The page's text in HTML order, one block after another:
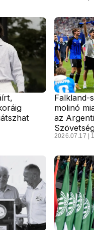
Falkland-
molinó
az
2026.07.17 |